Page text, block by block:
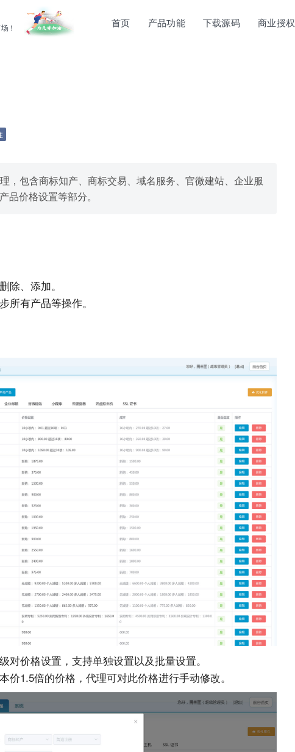
首页 产品功能 下载源码 商业授权
！
，包含商标知产、商标交易、域名服务、官微建站、企业服
品价格设置等部分。
除、添加。
所有产品等操作。
对价格设置，支持单独设置以及批量设置。
价1.5倍的价格，代理可对此价格进行手动修改。